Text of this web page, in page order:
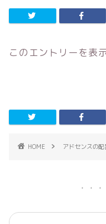
このエントリーを表
HOME アドセンスの配